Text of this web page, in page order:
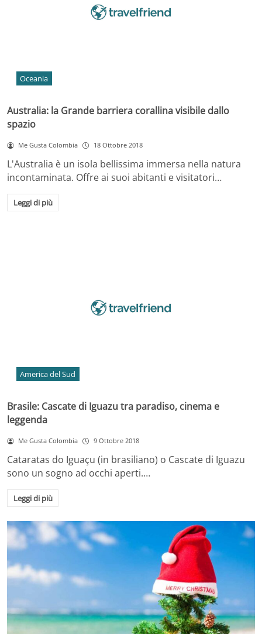
Oceania
Australia: la Grande barriera corallina visibile dallo
spazio
Me Gusta Colombia 18 Ottobre 2018
L'Australia è un isola bellissima immersa nella natura
incontaminata. Offre ai suoi abitanti e visitatori…
Leggi di più
America del Sud
Brasile: Cascate di Iguazu tra paradiso, cinema e
leggenda
Me Gusta Colombia 9 Ottobre 2018
Cataratas do Iguaçu (in brasiliano) o Cascate di Iguazu
sono un sogno ad occhi aperti.…
Leggi di più